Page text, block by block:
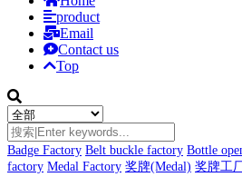
product
Email
Contact us
Top
Badge Factory Belt buckle factory Bottle
factory Medal Factory 奖牌(Medal) 奖牌工